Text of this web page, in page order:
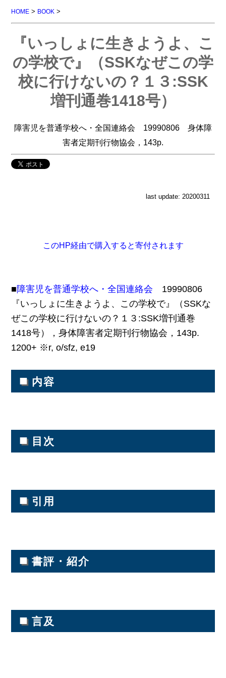
HOME > BOOK >
『いっしょに生きようよ、こ
の学校で』（SSKなぜこの学
校に行けないの？１３:SSK
増刊通巻1418号）
障害児を普通学校へ・全国連絡会 19990806 身体障
害者定期刊行物協会，143p.
last update: 20200311
このHP経由で購入すると寄付されます
■障害児を普通学校へ・全国連絡会 19990806
『いっしょに生きようよ、この学校で』（SSKな
ぜこの学校に行けないの？１３:SSK増刊通巻
1418号），身体障害者定期刊行物協会，143p.
1200+ ※r, o/sfz, e19
■ 内容
■ 目次
■ 引用
■ 書評・紹介
■ 言及